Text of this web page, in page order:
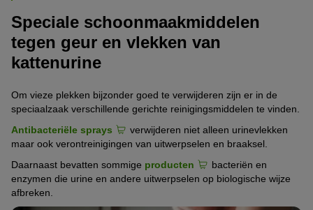
Speciale schoonmaakmiddelen
tegen geur en vlekken van
kattenurine
Om vieze plekken bijzonder goed te verwijderen zijn er in de
speciaalzaak verschillende gerichte reinigingsmiddelen te vinden.
Antibacteriële sprays
verwijderen niet alleen urinevlekken
maar ook verontreinigingen van uitwerpselen en braaksel.
Daarnaast bevatten sommige producten
bacteriën en
enzymen die urine en andere uitwerpselen op biologische wijze
afbreken.